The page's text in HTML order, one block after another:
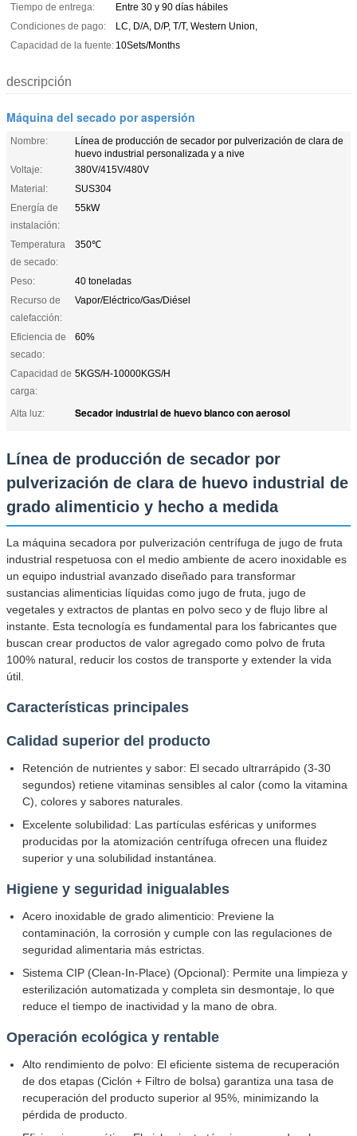
Tiempo de entrega:
Entre 30 y 90 días hábiles
Condiciones de pago:
LC, D/A, D/P, T/T, Western Union,
Capacidad de la fuente: 10Sets/Months
descripción
Máquina del secado por aspersión
Nombre:
Línea de producción de secador por pulverización de clara de
huevo industrial personalizada y a nive
Voltaje:
380V/415V/480V
Material:
SUS304
Energía de
instalación:
55kW
Temperatura
de secado:
350℃
Peso:
40 toneladas
Recurso de
calefacción:
Vapor/Eléctrico/Gas/Diésel
Eficiencia de
secado:
60%
Capacidad de
carga:
5KGS/H-10000KGS/H
Alta luz: Secador industrial de huevo blanco con aerosol
Línea de producción de secador por
pulverización de clara de huevo industrial de
grado alimenticio y hecho a medida
La máquina secadora por pulverización centrífuga de jugo de fruta
industrial respetuosa con el medio ambiente de acero inoxidable es
un equipo industrial avanzado diseñado para transformar
sustancias alimenticias líquidas como jugo de fruta, jugo de
vegetales y extractos de plantas en polvo seco y de flujo libre al
instante. Esta tecnología es fundamental para los fabricantes que
buscan crear productos de valor agregado como polvo de fruta
100% natural, reducir los costos de transporte y extender la vida
útil.
Características principales
Calidad superior del producto
Retención de nutrientes y sabor: El secado ultrarrápido (3-30
segundos) retiene vitaminas sensibles al calor (como la vitamina
C), colores y sabores naturales.
Excelente solubilidad: Las partículas esféricas y uniformes
producidas por la atomización centrífuga ofrecen una fluidez
superior y una solubilidad instantánea.
Higiene y seguridad inigualables
Acero inoxidable de grado alimenticio: Previene la
contaminación, la corrosión y cumple con las regulaciones de
seguridad alimentaria más estrictas.
Sistema CIP (Clean-In-Place) (Opcional): Permite una limpieza y
esterilización automatizada y completa sin desmontaje, lo que
reduce el tiempo de inactividad y la mano de obra.
Operación ecológica y rentable
Alto rendimiento de polvo: El eficiente sistema de recuperación
de dos etapas (Ciclón + Filtro de bolsa) garantiza una tasa de
recuperación del producto superior al 95%, minimizando la
pérdida de producto.